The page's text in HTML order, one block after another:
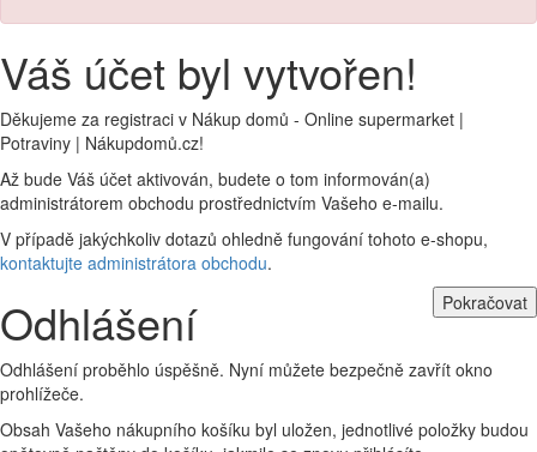
Váš účet byl vytvořen!
Děkujeme za registraci v Nákup domů - Online supermarket |
Potraviny | Nákupdomů.cz!
Až bude Váš účet aktivován, budete o tom informován(a)
administrátorem obchodu prostřednictvím Vašeho e-mailu.
V případě jakýchkoliv dotazů ohledně fungování tohoto e-shopu,
kontaktujte administrátora obchodu.
Pokračovat
Odhlášení
Odhlášení proběhlo úspěšně. Nyní můžete bezpečně zavřít okno
prohlížeče.
Obsah Vašeho nákupního košíku byl uložen, jednotlivé položky budou